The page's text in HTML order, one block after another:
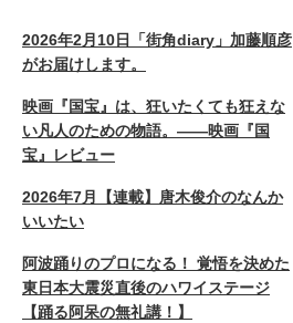
2026年2月10日「街角diary」加藤順彦
がお届けします。
映画『国宝』は、狂いたくても狂えな
い凡人のための物語。——映画『国
宝』レビュー
2026年7月【連載】唐木俊介のなんか
いいたい
阿波踊りのプロになる！ 覚悟を決めた
東日本大震災直後のハワイステージ
【踊る阿呆の無礼講！】